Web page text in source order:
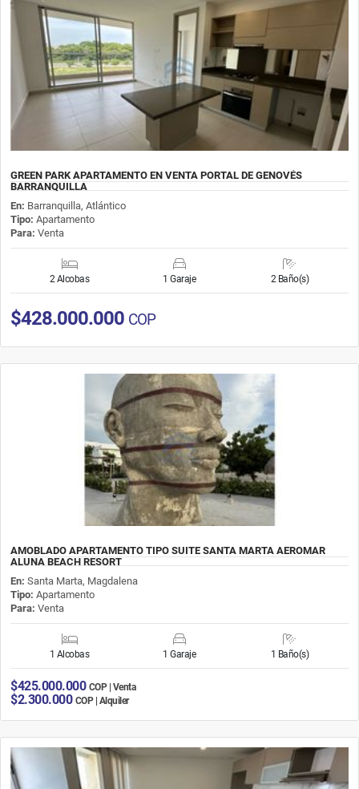
GREEN PARK APARTAMENTO EN VENTA PORTAL DE GENOVÉS
BARRANQUILLA
En: Barranquilla, Atlántico
Tipo: Apartamento
Para: Venta
2 Alcobas 1 Garaje 2 Baño(s)
$428.000.000 COP
AMOBLADO APARTAMENTO TIPO SUITE SANTA MARTA AEROMAR
ALUNA BEACH RESORT
En: Santa Marta, Magdalena
Tipo: Apartamento
Para: Venta
1 Alcobas 1 Garaje 1 Baño(s)
$425.000.000 COP | Venta
$2.300.000 COP | Alquiler